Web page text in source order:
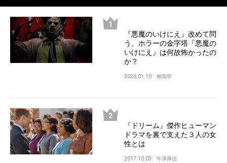
『悪魔のいけにえ』改めて問
う、ホラーの金字塔『悪魔の
いけにえ』は何故怖かったの
か？
2026.01.10 相馬学
『ドリーム』傑作ヒューマン
ドラマを裏で支えた３人の女
性とは
2017.10.03 牛津厚信